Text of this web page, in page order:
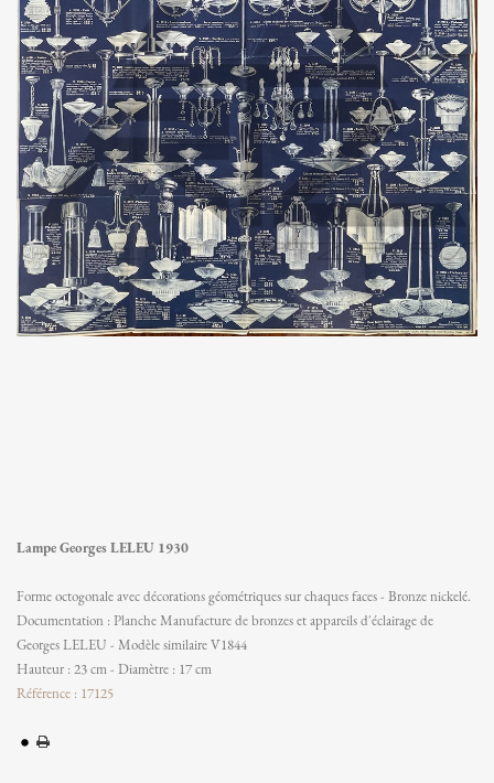
Lampe Georges LELEU 1930
Forme octogonale avec décorations géométriques sur chaques faces - Bronze nickelé.
Documentation : Planche Manufacture de bronzes et appareils d'éclairage de
Georges LELEU - Modèle similaire V1844
Hauteur : 23 cm - Diamètre : 17 cm
Référence : 17125